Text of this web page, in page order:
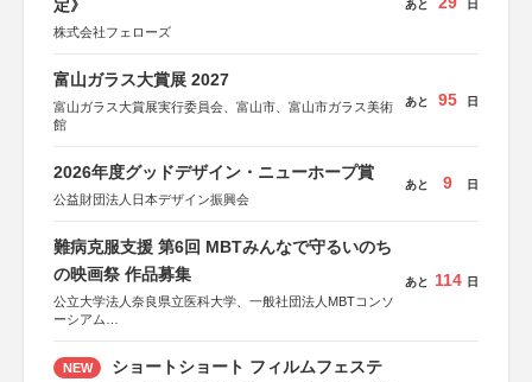
定》
株式会社フェローズ
あと 日
富山ガラス大賞展 2027
富山ガラス大賞展実行委員会、富山市、富山市ガラス美術
館
あと 95 日
2026年度グッドデザイン・ニューホープ賞
公益財団法人日本デザイン振興会
あと 9 日
難病克服支援 第6回 MBTみんなで守るいのち
の映画祭 作品募集
公立大学法人奈良県立医科大学、一般社団法人MBTコンソ
ーシアム
協力：読売新聞社
後援：厚生労働省
あと 114 日
NEW
ショートショート フィルムフェステ